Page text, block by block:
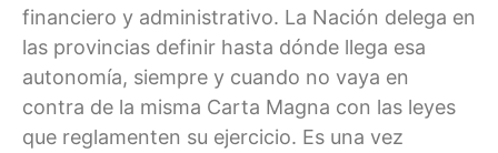
financiero y administrativo. La Nación delega en
las provincias definir hasta dónde llega esa
autonomía, siempre y cuando no vaya en
contra de la misma Carta Magna con las leyes
que reglamenten su ejercicio. Es una vez